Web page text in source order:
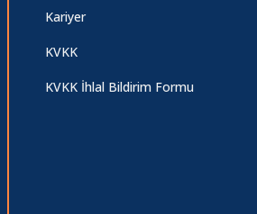
Kariyer
KVKK
KVKK İhlal Bildirim Formu